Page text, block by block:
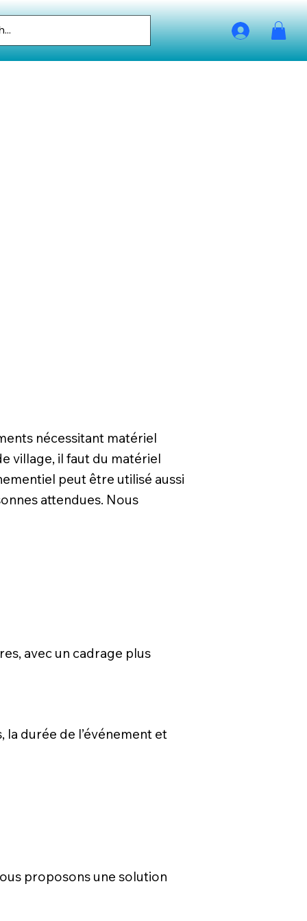
nécessitant matériel
village, il faut du matériel
peut être utilisé aussi
attendues. Nous
avec un cadrage plus
la durée de l’événement et
proposons une solution